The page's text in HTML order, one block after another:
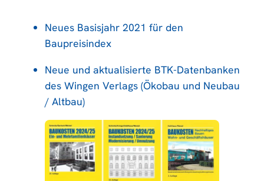
Neues Basisjahr 2021 für den
Baupreisindex
Neue und aktualisierte BTK-Datenbanken
des Wingen Verlags (Ökobau und Neubau
/ Altbau)